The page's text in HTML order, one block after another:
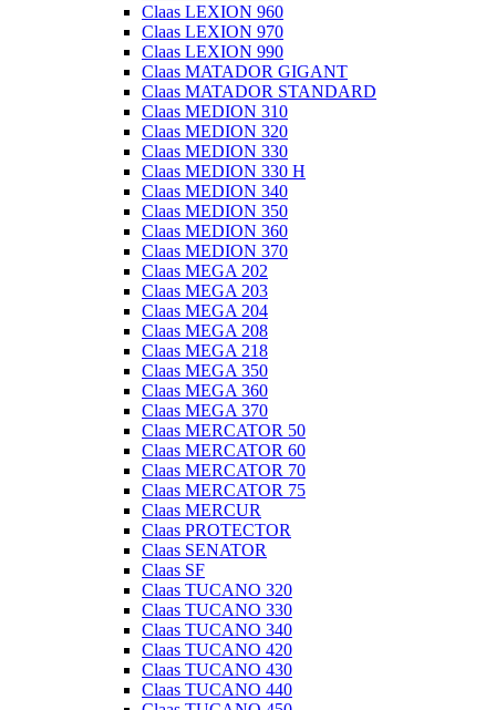
Claas LEXION 960
Claas LEXION 970
Claas LEXION 990
Claas MATADOR GIGANT
Claas MATADOR STANDARD
Claas MEDION 310
Claas MEDION 320
Claas MEDION 330
Claas MEDION 330 H
Claas MEDION 340
Claas MEDION 350
Claas MEDION 360
Claas MEDION 370
Claas MEGA 202
Claas MEGA 203
Claas MEGA 204
Claas MEGA 208
Claas MEGA 218
Claas MEGA 350
Claas MEGA 360
Claas MEGA 370
Claas MERCATOR 50
Claas MERCATOR 60
Claas MERCATOR 70
Claas MERCATOR 75
Claas MERCUR
Claas PROTECTOR
Claas SENATOR
Claas SF
Claas TUCANO 320
Claas TUCANO 330
Claas TUCANO 340
Claas TUCANO 420
Claas TUCANO 430
Claas TUCANO 440